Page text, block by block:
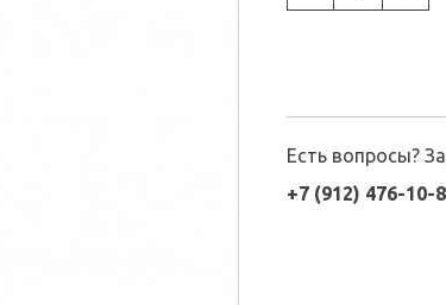
Есть вопросы?
+7 (912) 476-10-